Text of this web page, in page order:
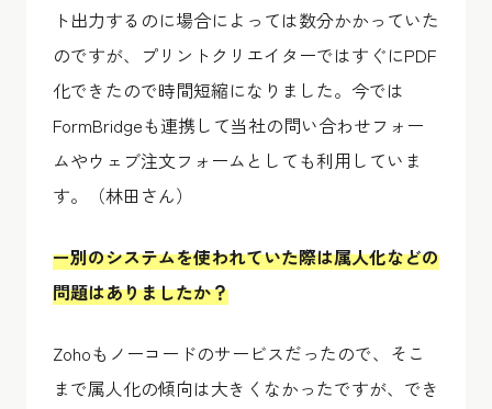
ト出力するのに場合によっては数分かかっていた
のですが、プリントクリエイターではすぐにPDF
化できたので時間短縮になりました。今では
FormBridgeも連携して当社の問い合わせフォー
ムやウェブ注文フォームとしても利用していま
す。（林田さん）
ー別のシステムを使われていた際は属人化などの
問題はありましたか？
Zohoもノーコードのサービスだったので、そこ
まで属人化の傾向は大きくなかったですが、でき